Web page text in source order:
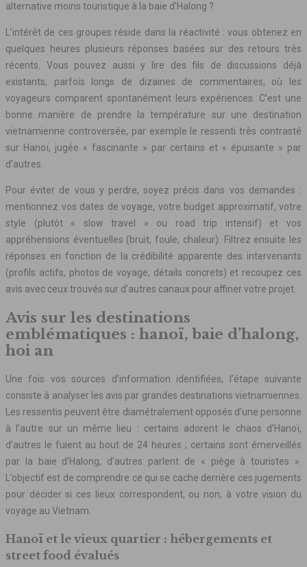
alternative moins touristique à la baie d’Halong ?
L’intérêt de ces groupes réside dans la réactivité : vous obtenez en
quelques heures plusieurs réponses basées sur des retours très
récents. Vous pouvez aussi y lire des fils de discussions déjà
existants, parfois longs de dizaines de commentaires, où les
voyageurs comparent spontanément leurs expériences. C’est une
bonne manière de prendre la température sur une destination
vietnamienne controversée, par exemple le ressenti très contrasté
sur Hanoï, jugée « fascinante » par certains et « épuisante » par
d’autres.
Pour éviter de vous y perdre, soyez précis dans vos demandes :
mentionnez vos dates de voyage, votre budget approximatif, votre
style (plutôt « slow travel » ou road trip intensif) et vos
appréhensions éventuelles (bruit, foule, chaleur). Filtrez ensuite les
réponses en fonction de la crédibilité apparente des intervenants
(profils actifs, photos de voyage, détails concrets) et recoupez ces
avis avec ceux trouvés sur d’autres canaux pour affiner votre projet.
Avis sur les destinations
emblématiques : hanoï, baie d’halong,
hoi an
Une fois vos sources d’information identifiées, l’étape suivante
consiste à analyser les avis par grandes destinations vietnamiennes.
Les ressentis peuvent être diamétralement opposés d’une personne
à l’autre sur un même lieu : certains adorent le chaos d’Hanoï,
d’autres le fuient au bout de 24 heures ; certains sont émerveillés
par la baie d’Halong, d’autres parlent de « piège à touristes ».
L’objectif est de comprendre ce qui se cache derrière ces jugements
pour décider si ces lieux correspondent, ou non, à votre vision du
voyage au Vietnam.
Hanoï et le vieux quartier : hébergements et
street food évalués